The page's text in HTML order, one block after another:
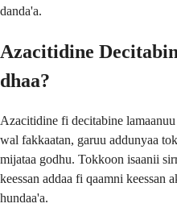
danda'a.
Azacitidine
dhaa?
Azacitidine fi decitabine
wal fakkaatan, garuu addunyaa
mijataa godhu. Tokkoon isaanii
keessan addaa fi qaamni keessan
hundaa'a.